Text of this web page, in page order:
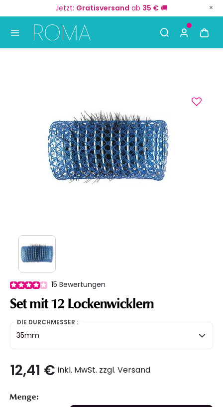
Jetzt: Gratisversand ab 35 € 🚚
15 Bewertungen
Set mit 12 Lockenwicklern
DIE DURCHMESSER :
35mm
12,41 € inkl. MwSt. zzgl. Versand
Menge: